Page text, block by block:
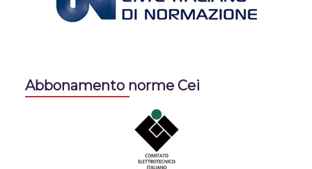
Abbonamento norme Cei